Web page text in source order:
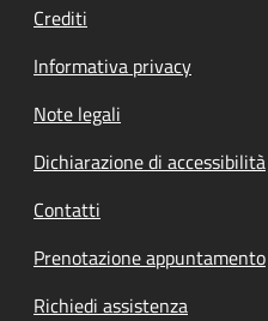
Crediti
Informativa privacy
Note legali
Dichiarazione di accessibilità
Contatti
Prenotazione appuntamento
Richiedi assistenza